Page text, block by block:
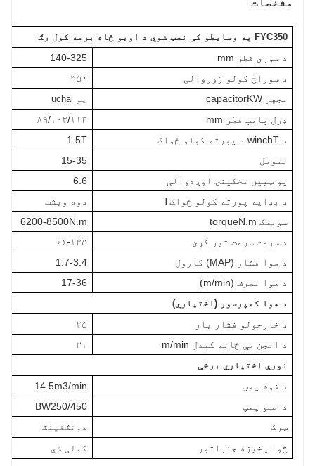
مشخصات
FYC350 په وسایطو کې نصب شوي د اوبو څاه برمه کول رګ
د سوري قطر mm
140-325
د سوراخ کولو ژوروالی
۳۵۰
مجهز capacitorKW
یو uchai
ډرل پایپ قطر mm
۸۹/۱۰۲/۱۱۴
د winchT د پورته کولو ځواک
1.5T
ننوتل
15-35
یو ټیین مخکینۍ اوږدوالی
6.6
د بډایه پورته کولو ځواکT
دوه ویشت
سوینګ torqueN.m
6200-8500N.m
د سرعت سرعت تیر کړئ
۶۶-۱۳۵
د هوا فشار (MAP) کارول
1.7-3.4
د هوا مصرف (m/min)
17-36
د هوا کمپرسور (اختیاري)
د خارجولو فشار بار
۲۵
د انجن بې ځایه کیدل m/min
۳۱
نورې اختیاري برخې
د فوم پمپ
14.5m3/min
د خټو پمپ
BW250/450
ټرک
دونګفینګ
څو اړخیزه جنراتور کولی شي